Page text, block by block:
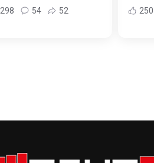
298 54 52 250